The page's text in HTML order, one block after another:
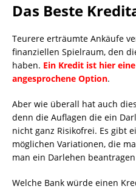
Das Beste
Teurere erträumte Ankäufe
finanziellen Spielraum, den
haben. Ein Kredit ist hier
angesprochene Option.
Aber wie überall hat auch
denn die Auflagen die ein
nicht ganz Risikofrei. Es gibt
möglichen Variationen, die
man ein Darlehen
Welche Bank würde einen